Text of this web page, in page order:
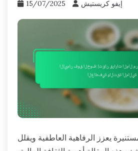
15/07/2025 إيفو كريستيش
يعزز الرفاهية العاطفية ويقلل